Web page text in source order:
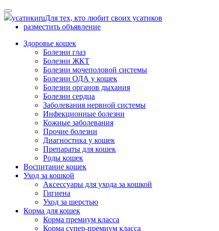
Skip
to
content
усатикиruДля тех, кто любит своих усатиков
разместить объявление
Здоровье кошек
Болезни глаз
Болезни ЖКТ
Болезни мочеполовой системы
Болезни ОДА у кошек
Болезни органов дыхания
Болезни сердца
Заболевания нервной системы
Инфекционные болезни
Кожные заболевания
Прочие болезни
Диагностика у кошек
Препараты для кошек
Роды кошек
Воспитание кошек
Уход за кошкой
Аксессуары для ухода за кошкой
Гигиена
Уход за шерстью
Корма для кошек
Корма премиум класса
Корма супер-премиум класса